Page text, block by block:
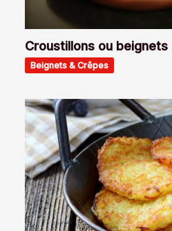
Croustillons ou beignets
Beignets & Crêpes